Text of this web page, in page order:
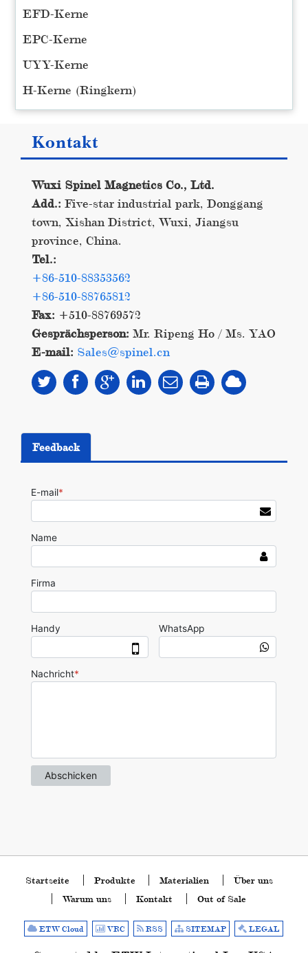
EFD-Kerne
EPC-Kerne
UYY-Kerne
H-Kerne (Ringkern)
Kontakt
Wuxi Spinel Magnetics Co., Ltd.
Add.: Five-star industrial park, Donggang
town, Xishan District, Wuxi, Jiangsu
province, China.
Tel.:
+86-510-88353562
+86-510-88765812
Fax: +510-88769572
Gesprächsperson: Mr. Ripeng Ho / Ms. YAO
E-mail: Sales@spinel.cn
Feedback
Startseite Produkte Materialien
Über uns
Warum uns
Kontakt Out of Sale
ETW Cloud VRC RSS SITEMAP LEGAL